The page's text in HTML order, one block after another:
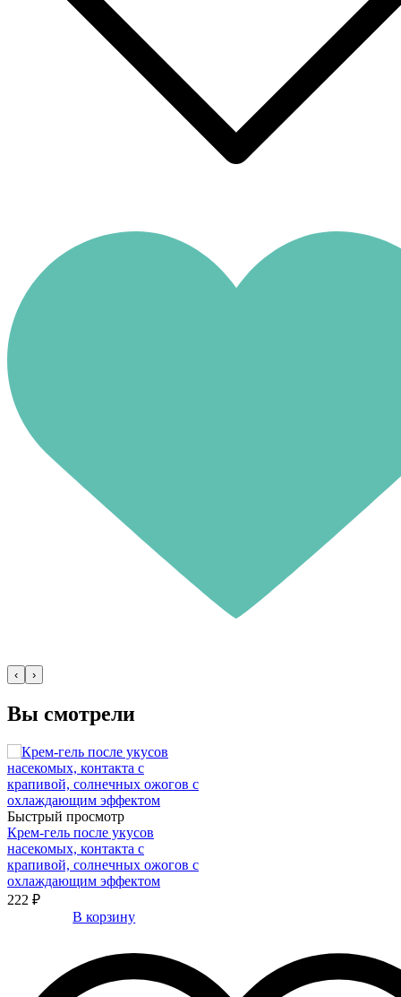
‹ ›
Вы смотрели
Быстрый просмотр
Крем-гель после укусов
насекомых, контакта с
крапивой, солнечных ожогов с
охлаждающим эффектом
222 ₽
В корзину